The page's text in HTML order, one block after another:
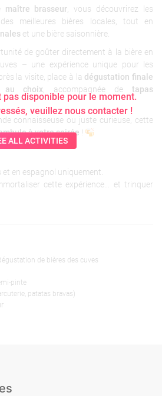
pas disponible pour le moment.
veuillez nous contacter !
ALL ACTIVITIES
maître brasseur , vous découvrirez les
meilleures bières locales, tout en
et une bière saisonnière.
de goûter directement à la bière en
– une expérience unique pour les
la visite, place à la dégustation finale
au choix , accompagnée detapas
connaisseuse ou juste curieuse, cette
à votre soirée !
en espagnol uniquement.
cette expérience… et trinquer
de bières des cuves
pinte
patatas bravas)